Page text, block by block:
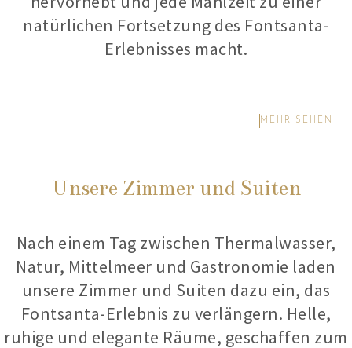
natürlichen Fortsetzung des Fontsanta-
Erlebnisses macht.
MEHR SEHEN
Unsere Zimmer und Suiten
Nach einem Tag zwischen Thermalwasser,
Natur, Mittelmeer und Gastronomie laden
unsere Zimmer und Suiten dazu ein, das
Fontsanta-Erlebnis zu verlängern. Helle,
ruhige und elegante Räume, geschaffen zum